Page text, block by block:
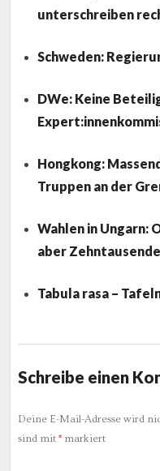
unterschreiben
Schweden:
DWe: Keine
Hongkong:
Truppen an der
Wahlen in Ungarn:
aber
Tabula rasa –
Schreibe einen
Deine E-Mail-Adresse wird
sind mit *markiert